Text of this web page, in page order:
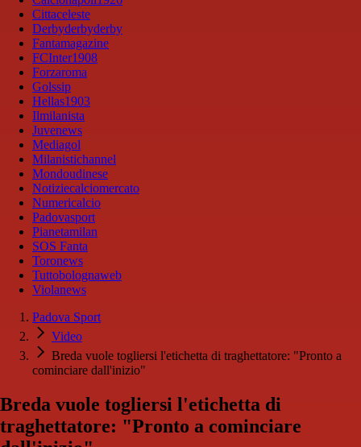
Cittaceleste
Derbyderbyderby
Fantamagazine
FCInter1908
Forzaroma
Golssip
Hellas1903
Ilmilanista
Juvenews
Mediagol
Milanistichannel
Mondoudinese
Notiziecalciomercato
Numericalcio
Padovasport
Pianetamilan
SOS Fanta
Toronews
Tuttobolognaweb
Violanews
Padova Sport
Video
Breda vuole togliersi l'etichetta di traghettatore: "Pronto a
cominciare dall'inizio"
Breda vuole togliersi l'etichetta di
traghettatore: "Pronto a cominciare